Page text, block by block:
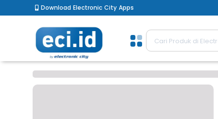
Download Electronic City Apps